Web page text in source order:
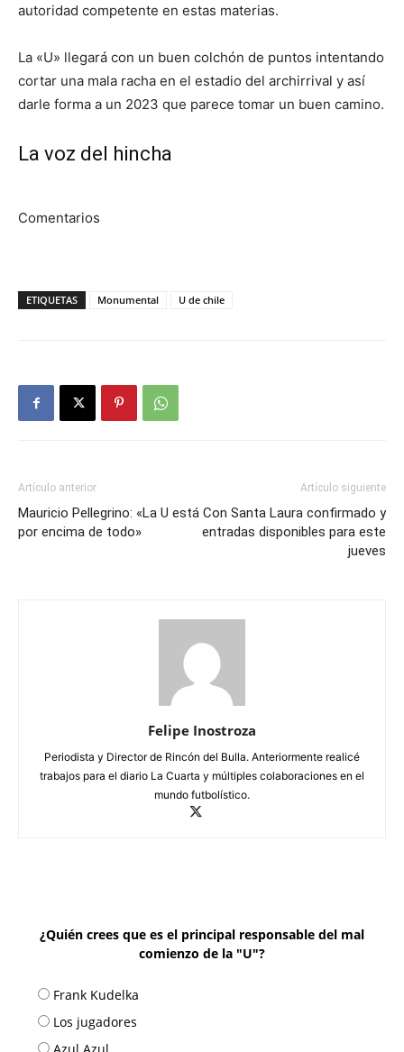
autoridad competente en estas materias.
La «U» llegará con un buen colchón de puntos intentando
cortar una mala racha en el estadio del archirrival y así
darle forma a un 2023 que parece tomar un buen camino.
La voz del hincha
Comentarios
ETIQUETAS Monumental U de chile
Artículo anterior
Mauricio Pellegrino: «La U está
por encima de todo»
Artículo siguiente
Con Santa Laura confirmado y
entradas disponibles para este
jueves
Felipe Inostroza
Periodista y Director de Rincón del Bulla. Anteriormente realicé
trabajos para el diario La Cuarta y múltiples colaboraciones en el
mundo futbolístico.
¿Quién crees que es el principal responsable del mal
comienzo de la "U"?
Frank Kudelka
Los jugadores